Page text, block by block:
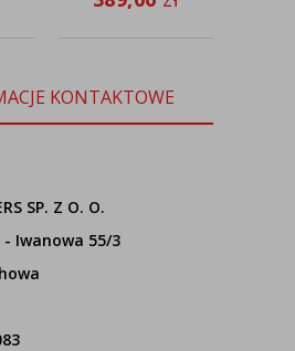
skandynawskim
KONTAKTOWE
SP. Z O. O.
Iwanowa 55/3